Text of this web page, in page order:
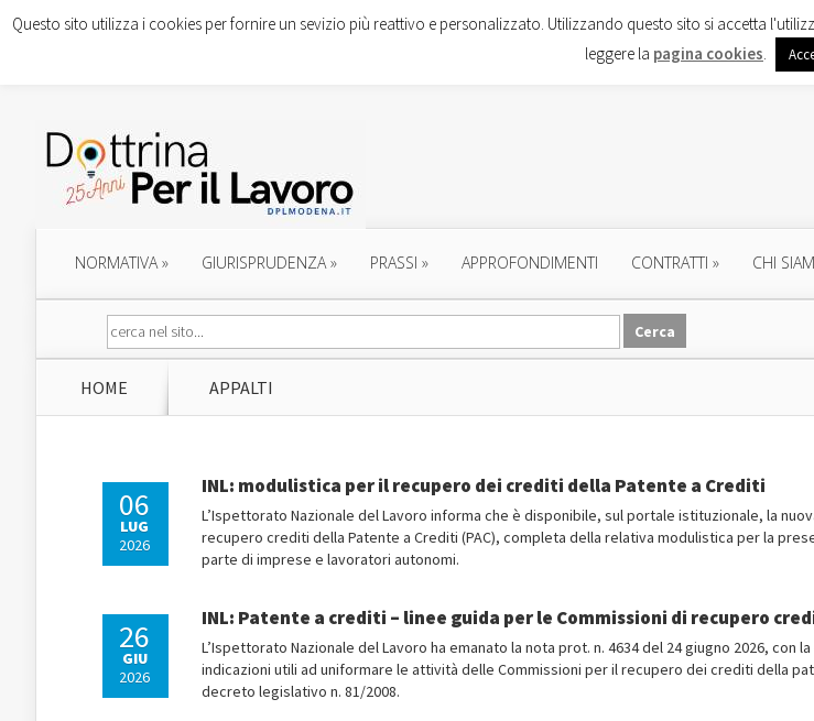
NORMATIVA» GIURISPRUDENZA» PRASSI » APPROFONDIMENTI CONTRATTI » CHI
HOME APPALTI
06
LUG
2026
INL: modulistica per il recupero dei crediti della Patente a Crediti
L’Ispettorato Nazionale del Lavoro informa che è disponibile, sul portale istituzionale, la
recupero crediti della Patente a Crediti (PAC), completa della relativa modulistica per la
parte di imprese e lavoratori autonomi.
26
GIU
2026
INL: Patente a crediti – linee guida per le Commissioni di recupero
L’Ispettorato Nazionale del Lavoro ha emanato la nota prot. n. 4634 del 24 giugno 2026, con
indicazioni utili ad uniformare le attività delle Commissioni per il recupero dei crediti della
decreto legislativo n. 81/2008.
Questo sito utilizza i cookies per fornire un sevizio più reattivo e personalizzato. Utilizzando questo sito si accetta
leggere la pagina cookies.